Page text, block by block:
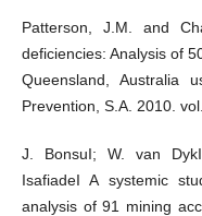
Patterson, J.M. and
deficiencies: Analysis of
Queensland, Australia
Prevention, S.A. 2010.
J. BonsuI; W. van
IsafiadeI A systemic
analysis of 91 mining